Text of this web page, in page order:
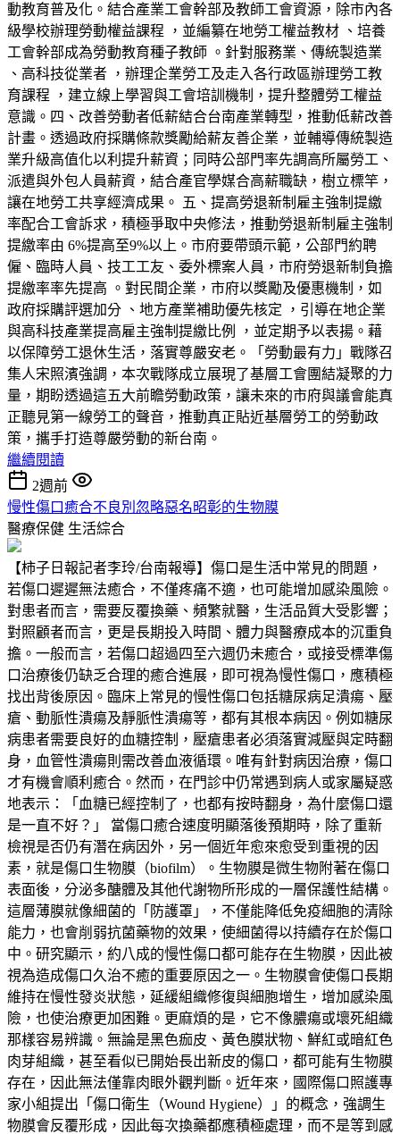
動教育普及化。結合產業工會幹部及教師工會資源，除市內各
級學校辦理勞動權益課程 ，並編纂在地勞工權益教材 、培養
工會幹部成為勞動教育種子教師 。針對服務業、傳統製造業
、高科技從業者 ，辦理企業勞工及走入各行政區辦理勞工教
育課程 ，建立線上學習與工會培訓機制，提升整體勞工權益
意識。四、改善勞動者低薪結合台南產業轉型，推動低薪改善
計畫。透過政府採購條款獎勵給薪友善企業，並輔導傳統製造
業升級高值化以利提升薪資；同時公部門率先調高所屬勞工、
派遣與外包人員薪資，結合產官學媒合高薪職缺，樹立標竿，
讓在地勞工共享經濟成果。 五、提高勞退新制雇主強制提繳
率配合工會訴求，積極爭取中央修法，推動勞退新制雇主強制
提繳率由 6%提高至9%以上。市府要帶頭示範，公部門約聘
僱、臨時人員、技工工友、委外標案人員，市府勞退新制負擔
提繳率率先提高 。對民間企業，市府以獎勵及優惠機制，如
政府採購評選加分 、地方產業補助優先核定 ，引導在地企業
與高科技產業提高雇主強制提繳比例 ，並定期予以表揚。藉
以保障勞工退休生活，落實尊嚴安老。「勞動最有力」戰隊召
集人宋照濱強調，本次戰隊成立展現了基層工會團結凝聚的力
量，期盼透過這五大前瞻勞動政策，讓未來的市府與議會能真
正聽見第一線勞工的聲音，推動真正貼近基層勞工的勞動政
策，攜手打造尊嚴勞動的新台南。
繼續閱讀
2週前
慢性傷口癒合不良別忽略惡名昭彰的生物膜
醫療保健 生活綜合
【柿子日報記者李玲/台南報導】傷口是生活中常見的問題，
若傷口遲遲無法癒合，不僅疼痛不適，也可能增加感染風險。
對患者而言，需要反覆換藥、頻繁就醫，生活品質大受影響；
對照顧者而言，更是長期投入時間、體力與醫療成本的沉重負
擔。一般而言，若傷口超過四至六週仍未癒合，或接受標準傷
口治療後仍缺乏合理的癒合進展，即可視為慢性傷口，應積極
找出背後原因。臨床上常見的慢性傷口包括糖尿病足潰瘍、壓
瘡、動脈性潰瘍及靜脈性潰瘍等，都有其根本病因。例如糖尿
病患者需要良好的血糖控制，壓瘡患者必須落實減壓與定時翻
身，血管性潰瘍則需改善血液循環。唯有針對病因治療，傷口
才有機會順利癒合。然而，在門診中仍常遇到病人或家屬疑惑
地表示：「血糖已經控制了，也都有按時翻身，為什麼傷口還
是一直不好？」 當傷口癒合速度明顯落後預期時，除了重新
檢視是否仍有潛在病因外，另一個近年愈來愈受到重視的因
素，就是傷口生物膜（biofilm）。生物膜是微生物附著在傷口
表面後，分泌多醣體及其他代謝物所形成的一層保護性結構。
這層薄膜就像細菌的「防護罩」，不僅能降低免疫細胞的清除
能力，也會削弱抗菌藥物的效果，使細菌得以持續存在於傷口
中。研究顯示，約八成的慢性傷口都可能存在生物膜，因此被
視為造成傷口久治不癒的重要原因之一。生物膜會使傷口長期
維持在慢性發炎狀態，延緩組織修復與細胞增生，增加感染風
險，也使治療更加困難。更麻煩的是，它不像膿瘍或壞死組織
那樣容易辨識。無論是黑色痂皮、黃色膜狀物、鮮紅或暗紅色
肉芽組織，甚至看似已開始長出新皮的傷口，都可能有生物膜
存在，因此無法僅靠肉眼外觀判斷。近年來，國際傷口照護專
家小組提出「傷口衛生（Wound Hygiene）」的概念，強調生
物膜會反覆形成，因此每次換藥都應積極處理，而不是等到感